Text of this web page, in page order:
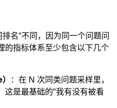
名"不同，因为同一个问题问
的指标体系至少包含以下几个
：在 N 次同类问题采样里，
这是最基础的"我有没有被看